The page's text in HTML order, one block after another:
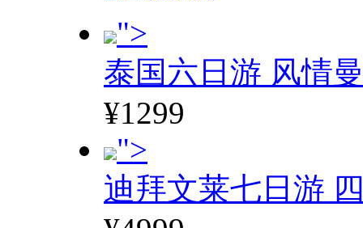
">
泰国六日游 风情
¥1299
">
迪拜文莱七日游